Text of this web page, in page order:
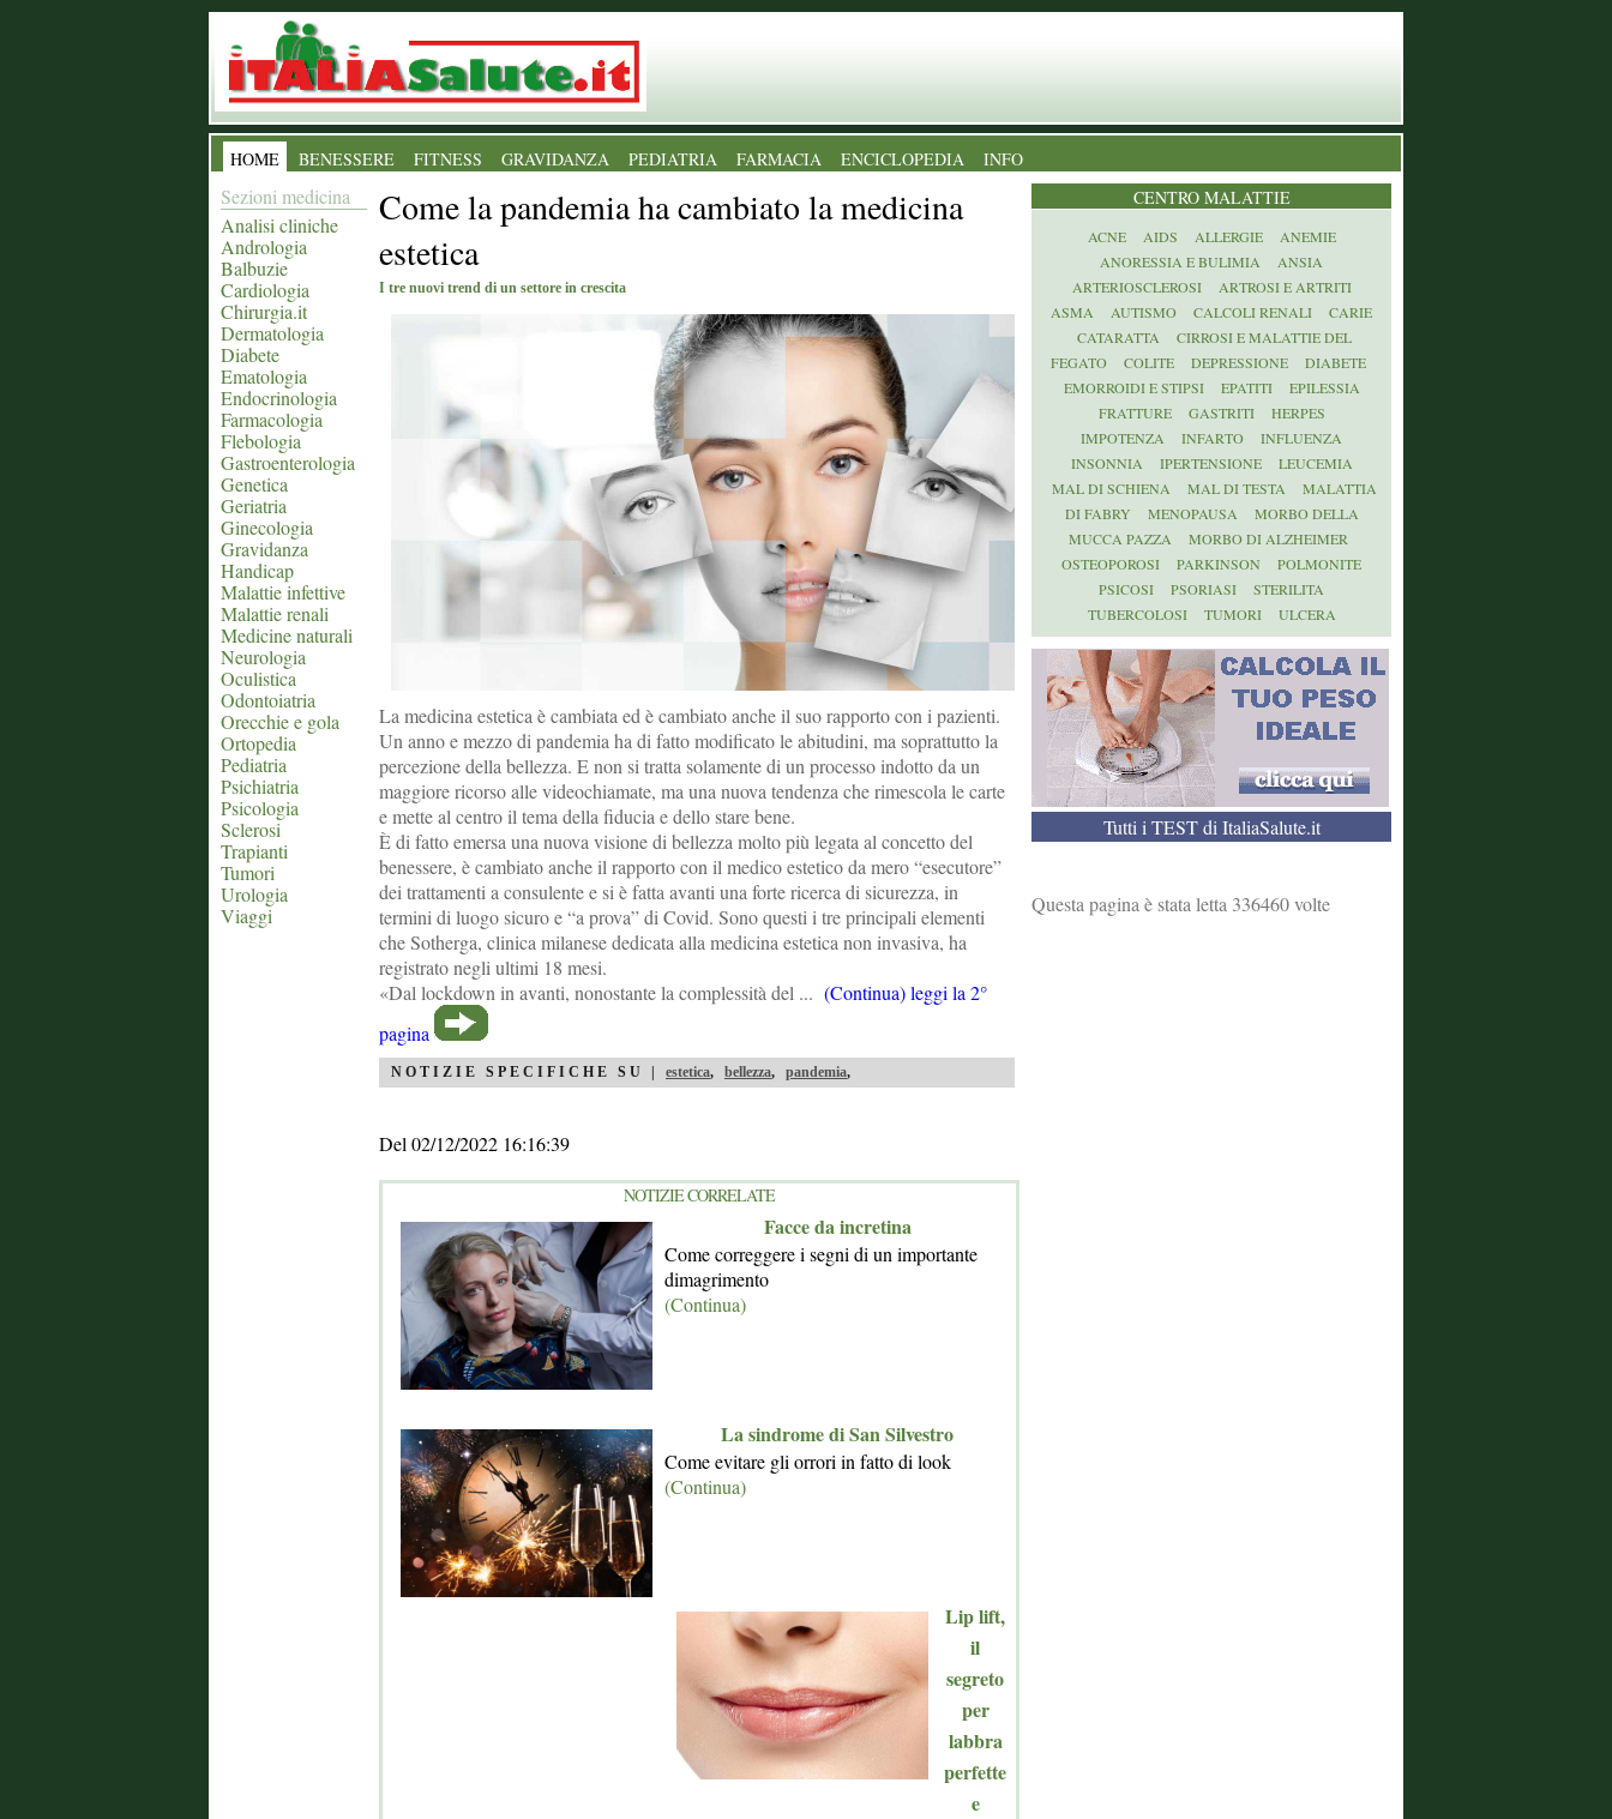
HOME BENESSERE FITNESS GRAVIDANZA PEDIATRIA FARMACIA ENCICLOPEDIA INFO
Sezioni medicina
Analisi cliniche
Andrologia
Balbuzie
Cardiologia
Chirurgia.it
Dermatologia
Diabete
Ematologia
Endocrinologia
Farmacologia
Flebologia
Gastroenterologia
Genetica
Geriatria
Ginecologia
Gravidanza
Handicap
Malattie infettive
Malattie renali
Medicine naturali
Neurologia
Oculistica
Odontoiatria
Orecchie e gola
Ortopedia
Pediatria
Psichiatria
Psicologia
Sclerosi
Trapianti
Tumori
Urologia
Viaggi
Come la pandemia ha cambiato la medicina
estetica
I tre nuovi trend di un settore in crescita
La medicina estetica è cambiata ed è cambiato anche il suo rapporto con i pazienti.
Un anno e mezzo di pandemia ha di fatto modificato le abitudini, ma soprattutto la
percezione della bellezza. E non si tratta solamente di un processo indotto da un
maggiore ricorso alle videochiamate, ma una nuova tendenza che rimescola le carte
e mette al centro il tema della fiducia e dello stare bene.
È di fatto emersa una nuova visione di bellezza molto più legata al concetto del
benessere, è cambiato anche il rapporto con il medico estetico da mero “esecutore”
dei trattamenti a consulente e si è fatta avanti una forte ricerca di sicurezza, in
termini di luogo sicuro e “a prova” di Covid. Sono questi i tre principali elementi
che Sotherga, clinica milanese dedicata alla medicina estetica non invasiva, ha
registrato negli ultimi 18 mesi.
«Dal lockdown in avanti, nonostante la complessità del ... (Continua) leggi la 2°
pagina
NOTIZIE SPECIFICHE SU | estetica, bellezza, pandemia,
Del 02/12/2022 16:16:39
NOTIZIE CORRELATE
Facce da incretina
Come correggere i segni di un importante
dimagrimento
(Continua)
La sindrome di San Silvestro
Come evitare gli orrori in fatto di look
(Continua)
Lip lift,
il
segreto
per
labbra
perfette
e
CENTRO MALATTIE
ACNE AIDS ALLERGIE
ANEMIE
ANORESSIA E BULIMIA
ANSIA
ARTERIOSCLEROSI
ARTROSI E ARTRITI
ASMA
AUTISMO CALCOLI RENALI
CARIE
CATARATTA
CIRROSI E MALATTIE DEL
FEGATO
COLITE DEPRESSIONE
DIABETE
EMORROIDI E STIPSI
EPATITI
EPILESSIA
FRATTURE
GASTRITI
HERPES
IMPOTENZA
INFARTO
INFLUENZA
INSONNIA
IPERTENSIONE
LEUCEMIA
MAL DI SCHIENA
MAL DI TESTA
MALATTIA
DI FABRY
MENOPAUSA
MORBO DELLA
MUCCA PAZZA
MORBO DI ALZHEIMER
OSTEOPOROSI
PARKINSON
POLMONITE
PSICOSI
PSORIASI
STERILITA
TUBERCOLOSI
TUMORI ULCERA
Tutti i TEST di ItaliaSalute.it
Questa pagina è stata letta 336460 volte